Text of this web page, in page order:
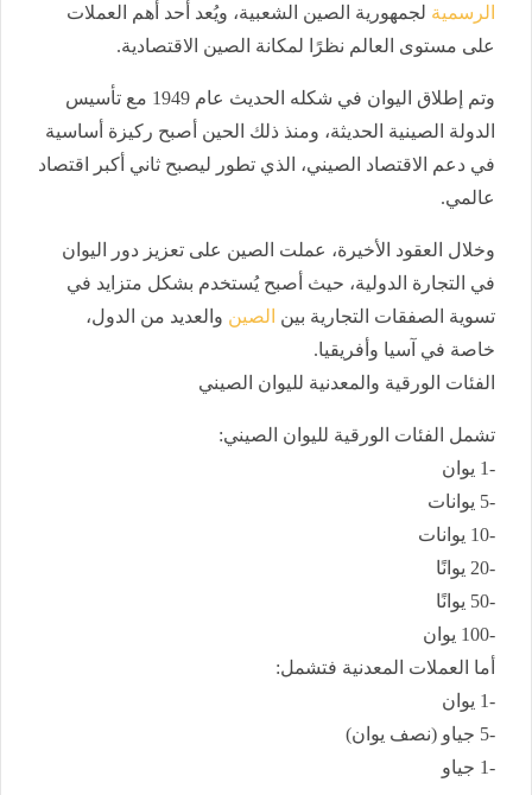
الرسمية لجمهورية الصين الشعبية، ويُعد أحد أهم العملات
على مستوى العالم نظرًا لمكانة الصين الاقتصادية.
وتم إطلاق اليوان في شكله الحديث عام 1949 مع تأسيس
الدولة الصينية الحديثة، ومنذ ذلك الحين أصبح ركيزة أساسية
في دعم الاقتصاد الصيني، الذي تطور ليصبح ثاني أكبر اقتصاد
عالمي.
وخلال العقود الأخيرة، عملت الصين على تعزيز دور اليوان
في التجارة الدولية، حيث أصبح يُستخدم بشكل متزايد في
تسوية الصفقات التجارية بين الصين والعديد من الدول،
خاصة في آسيا وأفريقيا.
الفئات الورقية والمعدنية لليوان الصيني
تشمل الفئات الورقية لليوان الصيني:
-1 يوان
-5 يوانات
-10 يوانات
-20 يوانًا
-50 يوانًا
-100 يوان
أما العملات المعدنية فتشمل:
-1 يوان
-5 جياو (نصف يوان)
-1 جياو